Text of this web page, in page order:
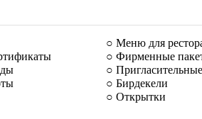
○ Меню для
○ Фирменные
○ Пригласительные
○ Бирдекели
○ Открытки